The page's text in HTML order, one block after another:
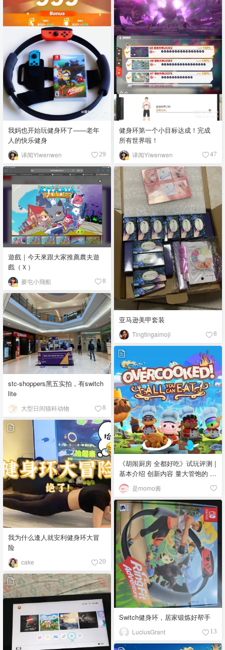
我妈也开始玩健身环了——老年
人的快乐健身
译闻Yiwenwen 29
健身环第一个小目标达成！完成
所有世界啦！
译闻Yiwenwen 47
遊戲｜今天來跟大家推薦農夫遊
戲（Ｘ）
麥屯小飛船 8
亚马逊美甲套装
Tingtingaimoji 8
stc-shoppers黑五实拍，有switch
lite
大型日间猫科动物 8
《胡闹厨房 全都好吃》试玩评测 |
基本介绍 创新内容 量大管饱的 多
人游戏 自助餐!
是momo酱
我为什么逢人就安利健身环大冒
险
cake 20
Switch健身环，居家锻炼好帮手
LuciusGrant 13